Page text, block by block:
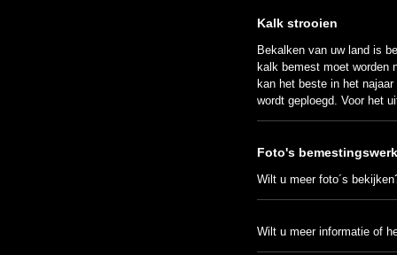
Kalk strooien
Bekalken van uw land is
kalk bemest moet worden
kan het beste in het
wordt geploegd. Voor het
Foto's
Wilt u meer foto´s
Wilt u meer informatie of